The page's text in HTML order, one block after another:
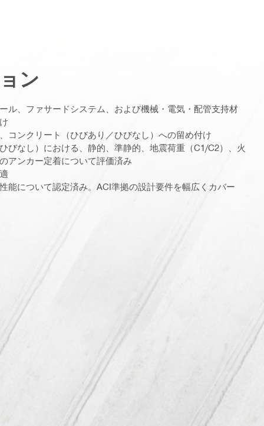
ン
ル、ファサードシステム、および機械・電気・配管支持材
コンクリート（ひびあり／ひびなし）への留め付け
びなし）における、静的、準静的、地震荷重（C1/C2）、火
アンカー定着について評価済み
能について認定済み。ACI準拠の設計要件を幅広くカバー